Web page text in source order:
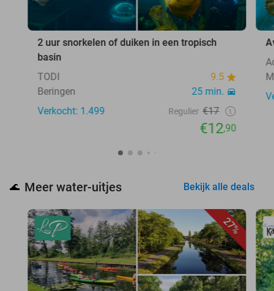
2 uur snorkelen of duiken in een tropisch
basin
TODI
9.5
Beringen
25 min.
Verkocht: 1.499
Regulier €17
€12,90
🌊 Meer water-uitjes Bekijk alle deals
27%